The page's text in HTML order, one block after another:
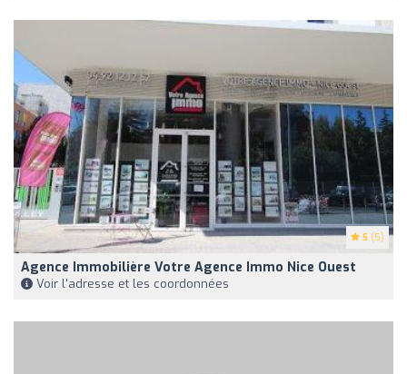
5 (5)
Agence Immobilière Votre Agence Immo Nice Ouest
Voir l'adresse et les coordonnées